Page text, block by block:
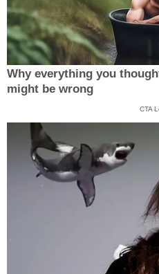
Why everything you
might be wrong
CTA